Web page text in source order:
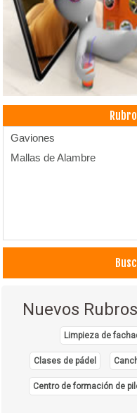
Gaviones
Mallas de Alambre
Nuevos Rubros
Limpieza de
Clases de pádel
Centro de formación de